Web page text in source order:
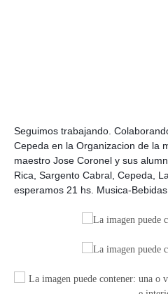
Seguimos trabajando.
Cepeda en la Organizacion de la
maestro Jose Coronel y sus
Rica, Sargento Cabral, Cepeda,
esperamos 21 hs. Musica-Bebidas